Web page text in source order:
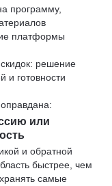
программу,
платформы
решение
и готовности
оправдана:
или
и обратной
быстрее, чем
самые